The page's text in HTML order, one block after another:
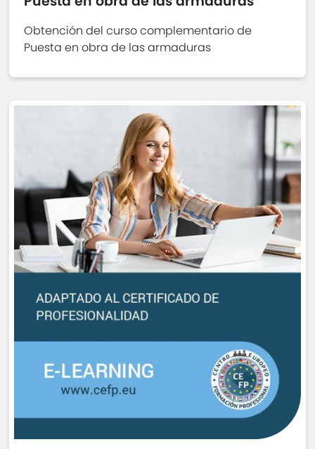
Obtención del curso complementario de
Puesta en obra de las armaduras